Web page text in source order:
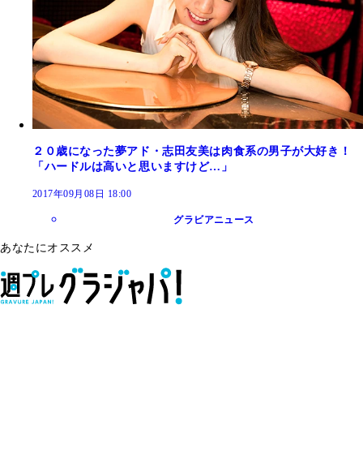
２０歳になった夢アド・志田友美は肉食系の男子が大好き！
「ハードルは高いと思いますけど…」
2017年09月08日 18:00
グラビアニュース
あなたにオススメ